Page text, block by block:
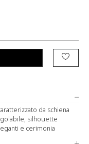
da schiena
silhouette
e cerimonia